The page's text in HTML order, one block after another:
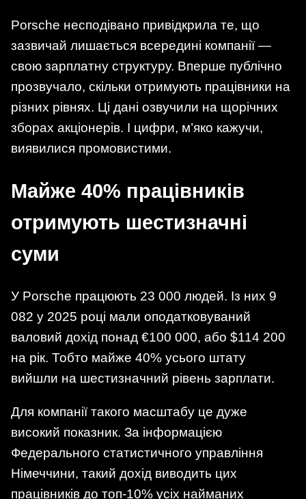
Porsche несподівано привідкрила те, що
зазвичай лишається всередині компанії —
свою зарплатну структуру. Вперше публічно
прозвучало, скільки отримують працівники на
різних рівнях. Ці дані озвучили на щорічних
зборах акціонерів. І цифри, м’яко кажучи,
виявилися промовистими.
Майже 40% працівників
отримують шестизначні
суми
У Porsche працюють 23 000 людей. Із них 9
082 у 2025 році мали оподатковуваний
валовий дохід понад €100 000, або $114 200
на рік. Тобто майже 40% усього штату
вийшли на шестизначний рівень зарплати.
Для компанії такого масштабу це дуже
високий показник. За інформацією
Федерального статистичного управління
Німеччини, такий дохід виводить цих
працівників до топ-10% усіх найманих